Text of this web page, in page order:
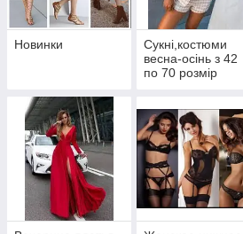
Новинки
Сукні,костюми
весна-осінь з 42
по 70 розмір